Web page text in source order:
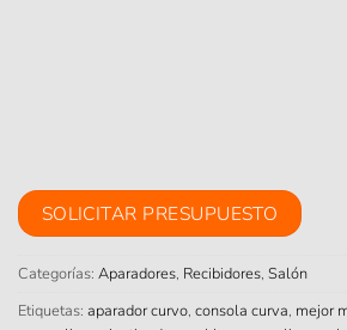
SOLICITAR PRESUPUESTO
Categorías: Aparadores, Recibidores, Salón
Etiquetas: aparador curvo, consola curva, mejor